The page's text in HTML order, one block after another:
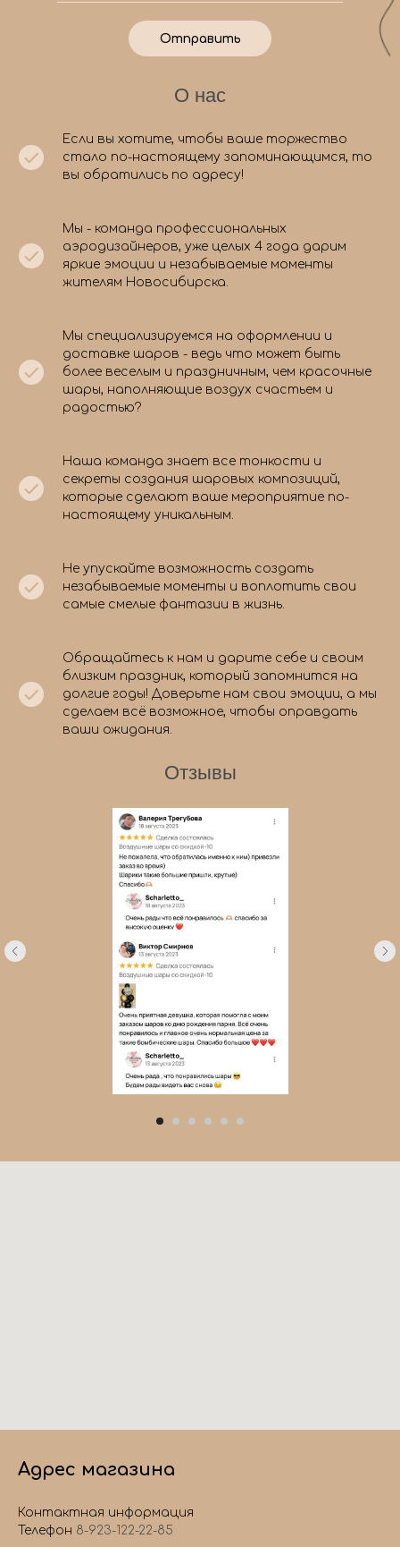
Отправить
О нас
Если вы хотите, чтобы ваше торжество
стало по-настоящему запоминающимся, то
вы обратились по адресу!
Мы - команда профессиональных
аэродизайнеров, уже целых 4 года дарим
яркие эмоции и незабываемые моменты
жителям Новосибирска.
Мы специализируемся на оформлении и
доставке шаров - ведь что может быть
более веселым и праздничным, чем красочные
шары, наполняющие воздух счастьем и
радостью?
Наша команда знает все тонкости и
секреты создания шаровых композиций,
которые сделают ваше мероприятие по-
настоящему уникальным.
Не упускайте возможность создать
незабываемые моменты и воплотить свои
самые смелые фантазии в жизнь.
Обращайтесь к нам и дарите себе и своим
близким праздник, который запомнится на
долгие годы! Доверьте нам свои эмоции, а мы
сделаем всё возможное, чтобы оправдать
ваши ожидания.
Отзывы
Адрес магазина
Контактная информация
Телефон 8-923-122-22-85